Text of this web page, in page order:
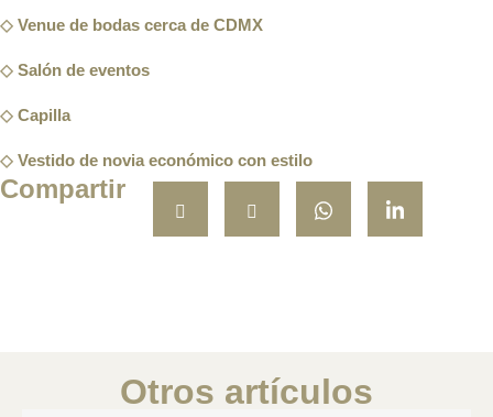
Venue de bodas cerca de CDMX
Salón de eventos
Capilla
Vestido de novia económico con estilo
Compartir
Otros artículos